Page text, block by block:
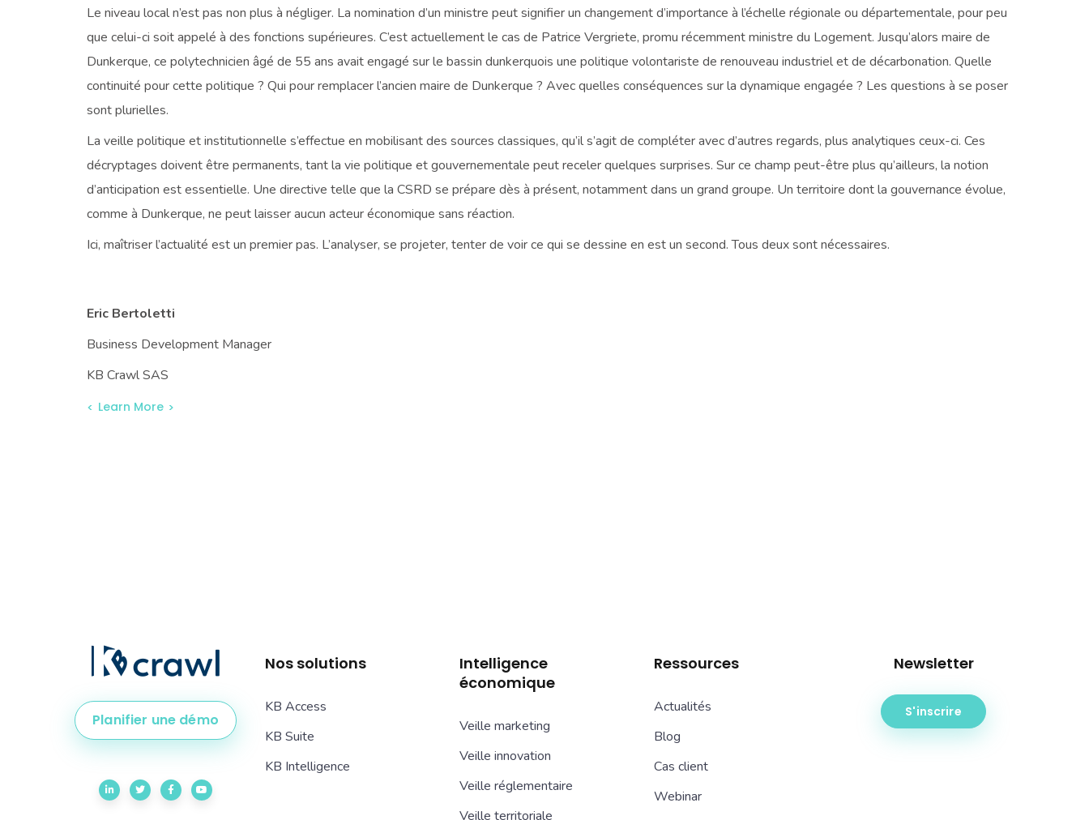
Le niveau local n’est pas non plus à négliger. La nomination d’un ministre peut signifier un changement d’importance à l’échelle régionale ou départementale, pour peu
que celui-ci soit appelé à des fonctions supérieures. C’est actuellement le cas de Patrice Vergriete, promu récemment ministre du Logement. Jusqu’alors maire de
Dunkerque, ce polytechnicien âgé de 55 ans avait engagé sur le bassin dunkerquois une politique volontariste de renouveau industriel et de décarbonation. Quelle
continuité pour cette politique ? Qui pour remplacer l’ancien maire de Dunkerque ? Avec quelles conséquences sur la dynamique engagée ? Les questions à se poser
sont plurielles.
La veille politique et institutionnelle s’effectue en mobilisant des sources classiques, qu’il s’agit de compléter avec d’autres regards, plus analytiques ceux-ci. Ces
décryptages doivent être permanents, tant la vie politique et gouvernementale peut receler quelques surprises. Sur ce champ peut-être plus qu’ailleurs, la notion
d’anticipation est essentielle. Une directive telle que la CSRD se prépare dès à présent, notamment dans un grand groupe. Un territoire dont la gouvernance évolue,
comme à Dunkerque, ne peut laisser aucun acteur économique sans réaction.
Ici, maîtriser l’actualité est un premier pas. L’analyser, se projeter, tenter de voir ce qui se dessine en est un second. Tous deux sont nécessaires.
Eric Bertoletti
Business Development Manager
KB Crawl SAS
Learn More
Planifier une démo
Nos solutions
KB Access
KB Suite
KB Intelligence
Intelligence
économique
Veille marketing
Veille innovation
Veille réglementaire
Veille territoriale
Ressources
Actualités
Blog
Cas client
Webinar
Newsletter
S'inscrire